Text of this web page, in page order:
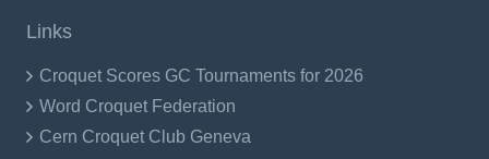
Links
Croquet Scores GC Tournaments for 2026
Word Croquet Federation
Cern Croquet Club Geneva